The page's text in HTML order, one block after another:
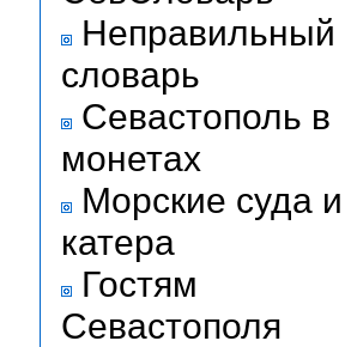
Неправильный
словарь
Севастополь в
монетах
Морские суда и
катера
Гостям
Севастополя